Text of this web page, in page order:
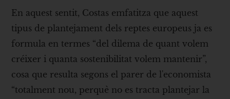
En aquest sentit, Costas emfatitza que aquest
tipus de plantejament dels reptes europeus ja es
formula en termes “del dilema de quant volem
créixer i quanta sostenibilitat volem mantenir”,
cosa que resulta segons el parer de l'economista
“totalment nou, perquè no es tracta plantejar la